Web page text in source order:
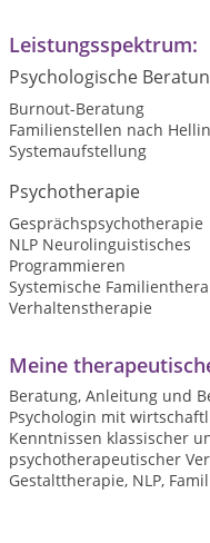
Leistungsspektrum:
Psychologische
Burnout-Beratung
Familienstellen nach
Systemaufstellung
Psychotherapie
Gesprächspsychotherapie
NLP Neurolinguistisches
Programmieren
Systemische
Verhaltenstherapie
Meine
Beratung, Anleitung und
Psychologin mit
Kenntnissen klassischer
psychotherapeutischer
Gestalttherapie, NLP,